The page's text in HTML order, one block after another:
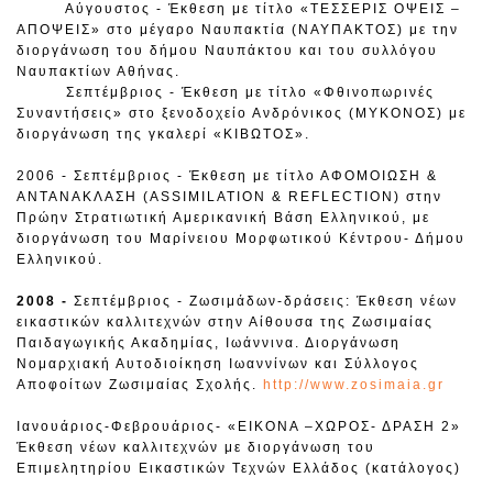
Αύγουστος - Έκθεση με τίτλο «ΤΕΣΣΕΡΙΣ ΟΨΕΙΣ –
ΑΠΟΨΕΙΣ» στο μέγαρο Ναυπακτία (ΝΑΥΠΑΚΤΟΣ) με την
διοργάνωση του δήμου Ναυπάκτου και του συλλόγου
Ναυπακτίων Αθήνας.
Σεπτέμβριος - Έκθεση με τίτλο «Φθινοπωρινές
Συναντήσεις» στο ξενοδοχείο Ανδρόνικος (ΜΥΚΟΝΟΣ) με
διοργάνωση της γκαλερί «ΚΙΒΩΤΟΣ».
2006 - Σεπτέμβριος - Έκθεση με τίτλο ΑΦΟΜΟΙΩΣΗ &
ΑΝΤΑΝΑΚΛΑΣΗ (ASSIMILATION & REFLECTION) στην
Πρώην Στρατιωτική Αμερικανική Βάση Ελληνικού, με
διοργάνωση του Μαρίνειου Μορφωτικού Κέντρου- Δήμου
Ελληνικού.
2008 - Σεπτέμβριος - Ζωσιμάδων-δράσεις: Έκθεση νέων
εικαστικών καλλιτεχνών στην Αίθουσα της Ζωσιμαίας
Παιδαγωγικής Ακαδημίας, Ιωάννινα. Διοργάνωση
Νομαρχιακή Αυτοδιοίκηση Ιωαννίνων και Σύλλογος
Αποφοίτων Ζωσιμαίας Σχολής.
http://www.zosimaia.gr
Ιανουάριος-Φεβρουάριος- «ΕΙΚΟΝΑ –ΧΩΡΟΣ- ΔΡΑΣΗ 2»
Έκθεση νέων καλλιτεχνών με διοργάνωση του
Επιμελητηρίου Εικαστικών Τεχνών Ελλάδος (κατάλογος)